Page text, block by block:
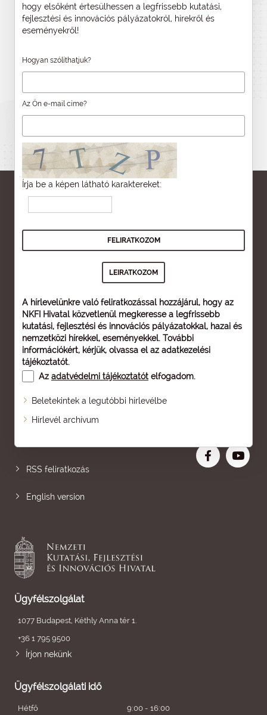
hogy elsőként értesülhessen a legfrissebb kutatási,
fejlesztési és innovációs pályázatokról, hírekről és
eseményekről!
Hogyan szólíthatjuk?
Az Ön e-mail címe?
Írja be a képen látható karaktereket:
A hírlevelünkre való feliratkozással hozzájárul, hogy az
NKFI Hivatal közvetlenül megkeresse a legfrissebb
kutatási, fejlesztési és innovációs pályázatokkal, hazai és
nemzetközi hírekkel, eseményekkel. További
információkért, kérjük, olvassa el az adatkezelési
tájékoztatót.
Az adatvédelmi tájékoztatót elfogadom.
Beletekintek a legutóbbi hírlevélbe
Hírlevél archívum
Oldaltérkép
RSS feliratkozás
English version
Ügyfélszolgálat
1077 Budapest, Kéthly Anna tér 1.
+36 1 795 9500
Írjon nekünk
Ügyfélszolgálati idő
Hétfő 9:00 - 16:00